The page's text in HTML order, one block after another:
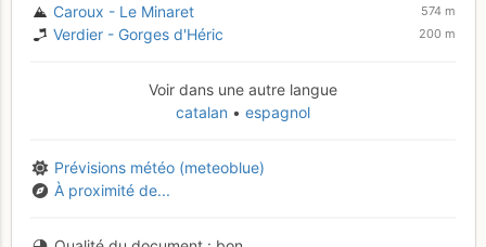
Caroux - Le Minaret 574 m
Verdier - Gorges d'Héric 200 m
Voir dans une autre langue
catalan
espagnol
Prévisions météo (meteoblue)
À proximité de...